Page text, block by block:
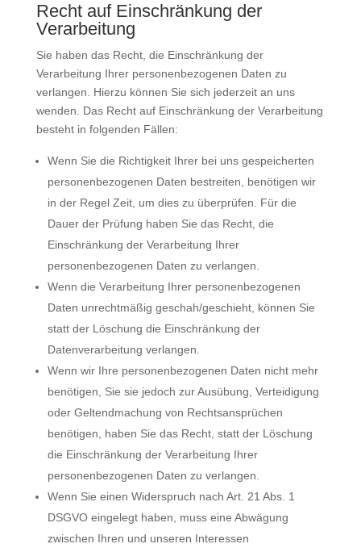
Recht auf Einschränkung der
Verarbeitung
Sie haben das Recht, die Einschränkung der
Verarbeitung Ihrer personenbezogenen Daten zu
verlangen. Hierzu können Sie sich jederzeit an uns
wenden. Das Recht auf Einschränkung der Verarbeitung
besteht in folgenden Fällen:
Wenn Sie die Richtigkeit Ihrer bei uns gespeicherten
personenbezogenen Daten bestreiten, benötigen wir
in der Regel Zeit, um dies zu überprüfen. Für die
Dauer der Prüfung haben Sie das Recht, die
Einschränkung der Verarbeitung Ihrer
personenbezogenen Daten zu verlangen.
Wenn die Verarbeitung Ihrer personenbezogenen
Daten unrechtmäßig geschah/geschieht, können Sie
statt der Löschung die Einschränkung der
Datenverarbeitung verlangen.
Wenn wir Ihre personenbezogenen Daten nicht mehr
benötigen, Sie sie jedoch zur Ausübung, Verteidigung
oder Geltendmachung von Rechtsansprüchen
benötigen, haben Sie das Recht, statt der Löschung
die Einschränkung der Verarbeitung Ihrer
personenbezogenen Daten zu verlangen.
Wenn Sie einen Widerspruch nach Art. 21 Abs. 1
DSGVO eingelegt haben, muss eine Abwägung
zwischen Ihren und unseren Interessen